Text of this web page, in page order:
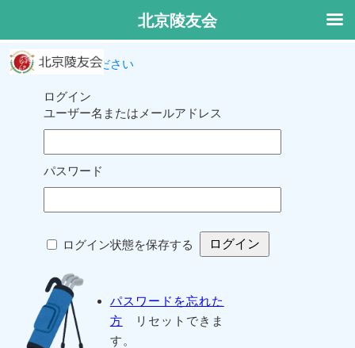
ログインしてください
ログイン
ユーザー名またはメールアドレス
パスワード
ログイン状態を保存する
パスワードを忘れた
方 リセットできま
す。
北京陵友会